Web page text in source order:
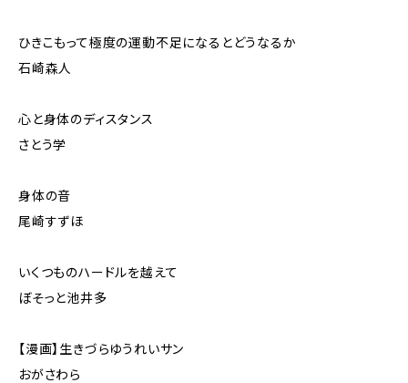
ひきこもって極度の運動不足になるとどうなるか
石崎森人
心と身体のディスタンス
さとう学
身体の音
尾崎すずほ
いくつものハードルを越えて
ぼそっと池井多
【漫画】生きづらゆうれいサン
おがさわら